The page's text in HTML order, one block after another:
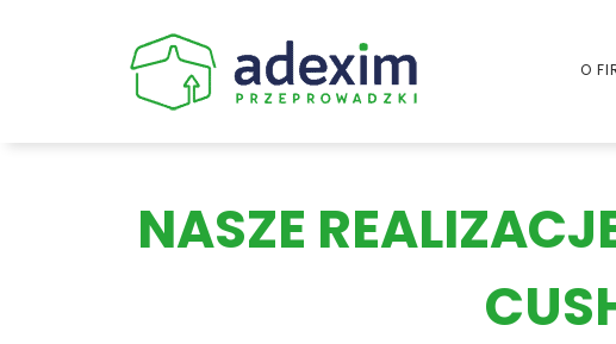
O
NASZE